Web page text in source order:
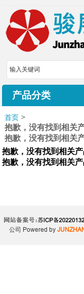
产品分类
首页>
抱歉，没有找到相关
抱歉，没有找到相关
抱歉，没有找到相关产
抱歉，没有找到相关产
公司 Powered by